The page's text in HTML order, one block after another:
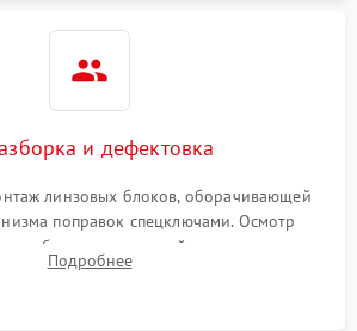
и дефектовка
линзовых блоков, оборачивающей
поправок спецключами. Осмотр
резьбовых соединений, пружин и
колец. Поиск причин люфта, смещения
Подробнее